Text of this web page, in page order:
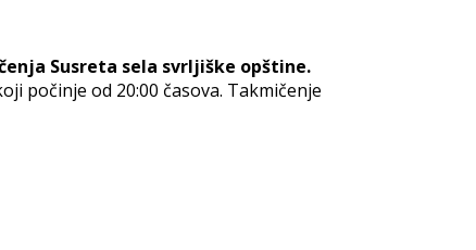
Susreta sela svrljiške opštine.
počinje od 20:00 časova. Takmičenje